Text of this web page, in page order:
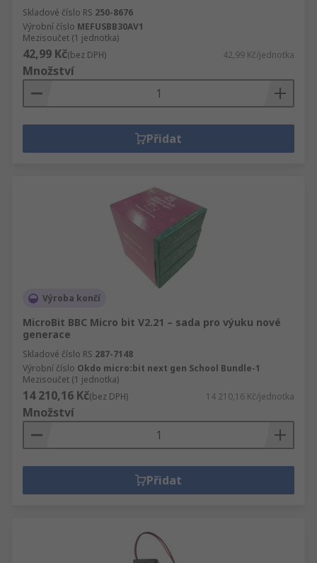
Skladové číslo RS 250-8676
Výrobní číslo MEFUSBB30AV1
Mezisoučet (1 jednotka)
42,99 Kč(bez DPH) 42,99 Kč/jednotka
Množství
Přidat
Výroba končí
MicroBit BBC Micro bit V2.21 – sada pro výuku nové
generace
Skladové číslo RS 287-7148
Výrobní číslo Okdo micro:bit next gen School Bundle-1
Mezisoučet (1 jednotka)
14 210,16 Kč(bez DPH) 14 210,16 Kč/jednotka
Množství
Přidat